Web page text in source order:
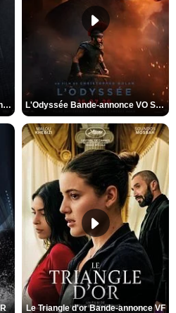
Spider-Man: Brand New Day Bande-annonce VO STFR L'Odyssée Bande-annonce VO STFR
Le Triangle d'or Bande-annonce VF